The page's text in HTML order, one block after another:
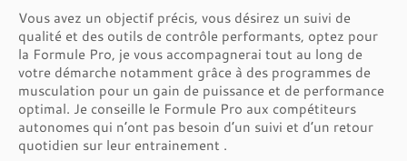
Vous avez un objectif précis, vous désirez un suivi de
qualité et des outils de contrôle performants, optez pour
la Formule Pro, je vous accompagnerai tout au long de
votre démarche notamment grâce à des programmes de
musculation pour un gain de puissance et de performance
optimal. Je conseille le Formule Pro aux compétiteurs
autonomes qui n’ont pas besoin d’un suivi et d’un retour
quotidien sur leur entrainement .